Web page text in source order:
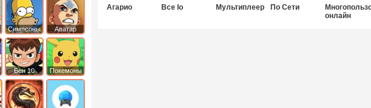
Агарио Все Io Мультиплеер По Сети
онлайн
Моря
Симпсоны
Аватар
легенда об
Аанге
Бен 10 Покемоны